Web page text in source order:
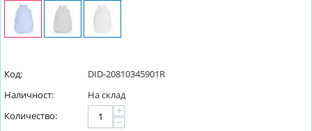
Код:
DID-20810345901R
Наличност:
На склад
Количество:
+
−